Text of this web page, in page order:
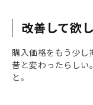
改善して欲
購入価格をもう少
昔と変わったらしい
と。